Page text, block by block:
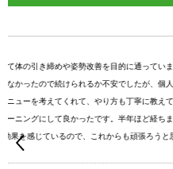
体重と体脂肪率を落とすことを
しました。最初は、初めてのパ
きて体重と体脂肪率を下げるこ
たり減ったりの繰り返しなので
いき